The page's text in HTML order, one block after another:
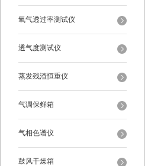
氧气透过率测试仪
透气度测试仪
蒸发残渣恒重仪
气调保鲜箱
气相色谱仪
鼓风干燥箱